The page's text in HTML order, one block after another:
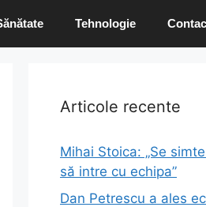
Tehnologie
Articole recente
Mihai Stoica: „Se
să intre cu echipa”
Dan Petrescu a ales